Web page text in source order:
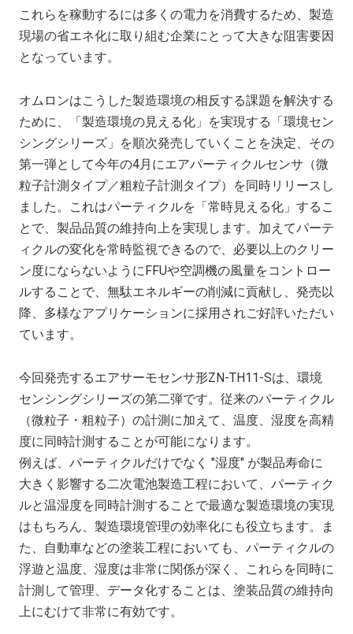
これらを稼動するには多くの電力を消費するため、製造
現場の省エネ化に取り組む企業にとって大きな阻害要因
となっています。
オムロンはこうした製造環境の相反する課題を解決する
ために、「製造環境の見える化」を実現する「環境セン
シングシリーズ」を順次発売していくことを決定、その
第一弾として今年の4月にエアパーティクルセンサ（微
粒子計測タイプ／粗粒子計測タイプ）を同時リリースし
ました。これはパーティクルを「常時見える化」するこ
とで、製品品質の維持向上を実現します。加えてパーテ
ィクルの変化を常時監視できるので、必要以上のクリー
ン度にならないようにFFUや空調機の風量をコントロー
ルすることで、無駄エネルギーの削減に貢献し、発売以
降、多様なアプリケーションに採用されご好評いただい
ています。
今回発売するエアサーモセンサ形ZN-TH11-Sは、環境
センシングシリーズの第二弾です。従来のパーティクル
（微粒子・粗粒子）の計測に加えて、温度、湿度を高精
度に同時計測することが可能になります。
例えば、パーティクルだけでなく "湿度" が製品寿命に
大きく影響する二次電池製造工程において、パーティク
ルと温湿度を同時計測することで最適な製造環境の実現
はもちろん、製造環境管理の効率化にも役立ちます。ま
た、自動車などの塗装工程においても、パーティクルの
浮遊と温度、湿度は非常に関係が深く、これらを同時に
計測して管理、データ化することは、塗装品質の維持向
上にむけて非常に有効です。